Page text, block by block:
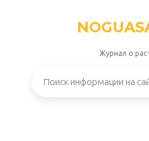
Журнал о